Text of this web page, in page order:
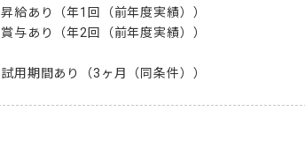
昇給あり（年1回（前年度実績））
賞与あり（年2回（前年度実績））
試用期間あり（3ヶ月（同条件））